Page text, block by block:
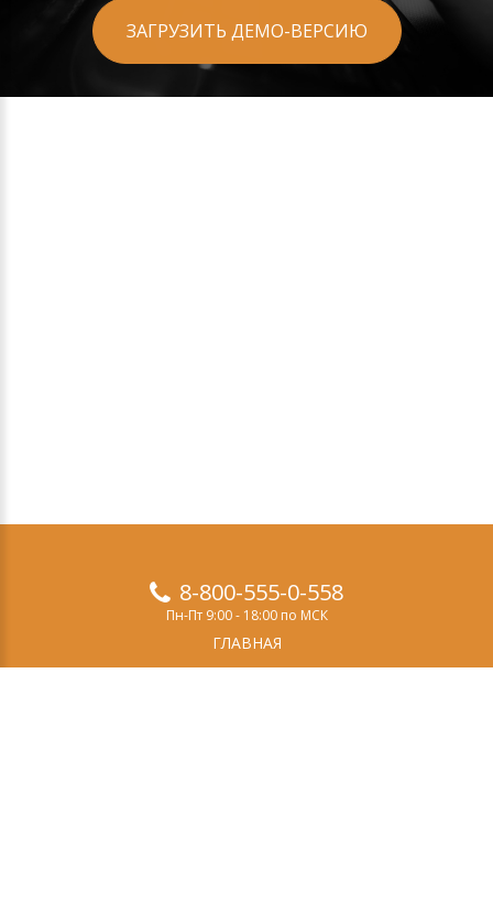
ЗАГРУЗИТЬ ДЕМО-ВЕРСИЮ
8-800-555-0-558
Пн-Пт 9:00 - 18:00 по МСК
ГЛАВНАЯ